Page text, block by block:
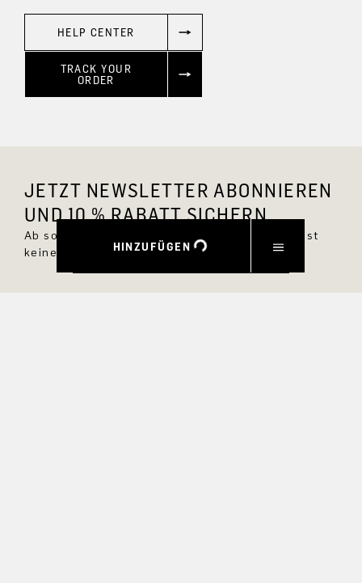
HINZUFÜGEN
HELP CENTER
TRACK YOUR
ORDER
JETZT NEWSLETTER ABONNIEREN
UND 10 % RABATT SICHERN.
Ab sofort bist Du immer up to date und verpasst
keine neuen Styles im DRYKORN Online Shop.